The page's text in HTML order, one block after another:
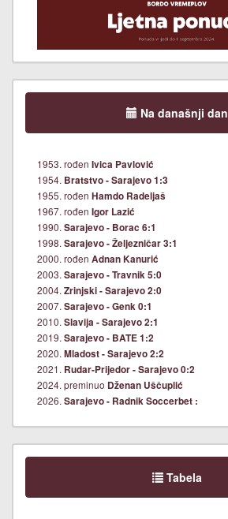
Na današnji dan
1953. rođen Ivica Pavlović
1954. Bratstvo - Sarajevo 1:3
1955. rođen Hamdo Radeljaš
1967. rođen Igor Lazić
1990. Sarajevo - Borac 6:1
1998. Sarajevo - Željezničar 3:1
2000. rođen Adnan Kanurić
2003. Sarajevo - Travnik 5:0
2004. Zrinjski - Sarajevo 2:0
2007. Sarajevo - Genk 0:1
2010. Slavija - Sarajevo 2:1
2019. Sarajevo - BATE 1:2
2020. Mladost - Sarajevo 2:2
2021. Rudar-Prijedor - Sarajevo 0:2
2024. preminuo Dženan Uščuplić
2026. Sarajevo - Radnik Soccerbet :
Tabela